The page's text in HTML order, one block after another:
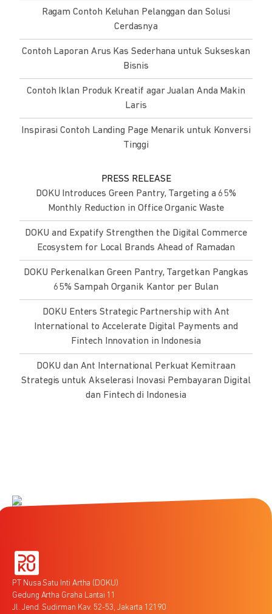
Ragam Contoh Keluhan Pelanggan dan Solusi
Cerdasnya
Contoh Laporan Arus Kas Sederhana untuk Sukseskan
Bisnis
Contoh Iklan Produk Kreatif agar Jualan Anda Makin
Laris
Inspirasi Contoh Landing Page Menarik untuk Konversi
Tinggi
PRESS RELEASE
DOKU Introduces Green Pantry, Targeting a 65%
Monthly Reduction in Office Organic Waste
DOKU and Expatify Strengthen the Digital Commerce
Ecosystem for Local Brands Ahead of Ramadan
DOKU Perkenalkan Green Pantry, Targetkan Pangkas
65% Sampah Organik Kantor per Bulan
DOKU Enters Strategic Partnership with Ant
International to Accelerate Digital Payments and
Fintech Innovation in Indonesia
DOKU dan Ant International Perkuat Kemitraan
Strategis untuk Akselerasi Inovasi Pembayaran Digital
dan Fintech di Indonesia
PT Nusa Satu Inti Artha (DOKU)
Gedung Artha Graha Lantai 11
Jl. Jend. Sudirman Kav. 52-53, Jakarta 12190